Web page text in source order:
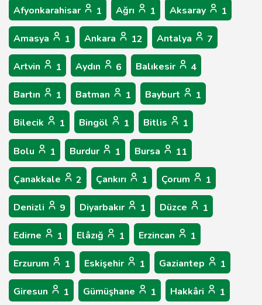
Afyonkarahisar 1 Ağrı 1 Aksaray 1
Amasya 1 Ankara 12 Antalya 7
Artvin 1 Aydın 6 Balıkesir 4
Bartın 1 Batman 1 Bayburt 1
Bilecik 1 Bingöl 1 Bitlis 1
Bolu 1 Burdur 1 Bursa 11
Çanakkale 2 Çankırı 1 Çorum 1
Denizli 9 Diyarbakır 1 Düzce 1
Edirne 1 Elâzığ 1 Erzincan 1
Erzurum 1 Eskişehir 1 Gaziantep 1
Giresun 1 Gümüşhane 1 Hakkâri 1